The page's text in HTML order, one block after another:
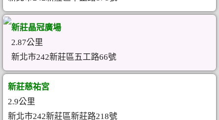
新莊晶冠廣場
2.87公里
新北市242新莊區五工路66號
新莊慈祐宮
2.9公里
新北市242新莊區新莊路218號